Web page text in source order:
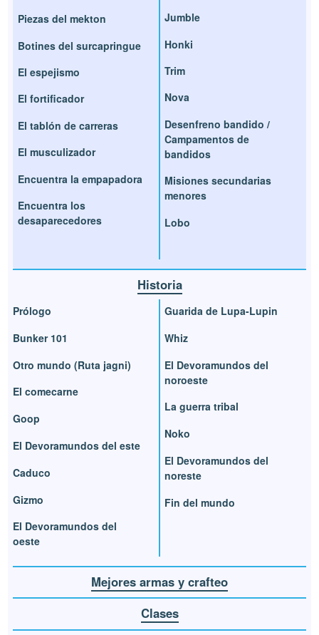
Piezas del mekton
Botines del surcapringue
El espejismo
El fortificador
El tablón de carreras
El musculizador
Encuentra la empapadora
Encuentra los
desaparecedores
Jumble
Honki
Trim
Nova
Desenfreno bandido /
Campamentos de
bandidos
Misiones secundarias
menores
Lobo
Historia
Prólogo
Bunker 101
Otro mundo (Ruta jagni)
El comecarne
Goop
El Devoramundos del este
Caduco
Gizmo
El Devoramundos del
oeste
Guarida de Lupa-Lupin
Whiz
El Devoramundos del
noroeste
La guerra tribal
Noko
El Devoramundos del
noreste
Fin del mundo
Mejores armas y crafteo
Clases